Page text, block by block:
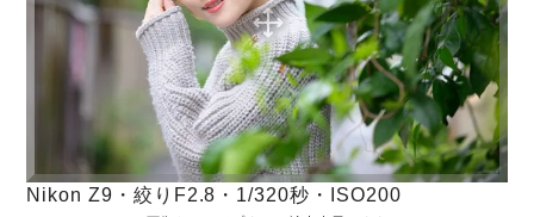
Nikon Z9・絞りF2.8・1/320秒・ISO200